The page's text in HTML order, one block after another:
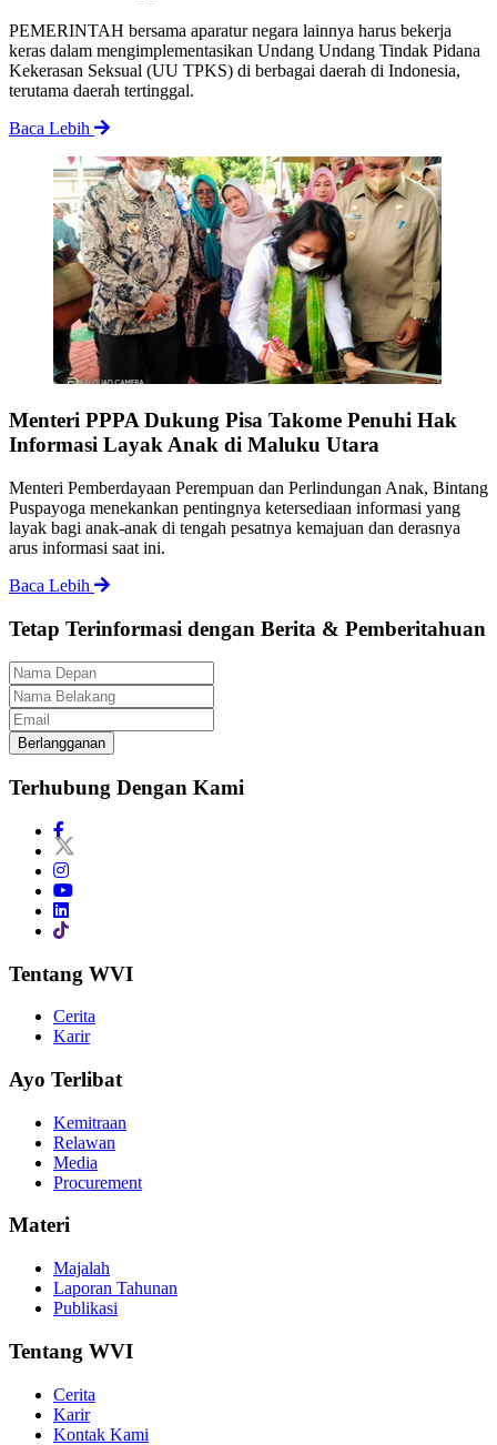
PEMERINTAH bersama aparatur negara lainnya harus bekerja
keras dalam mengimplementasikan Undang Undang Tindak Pidana
Kekerasan Seksual (UU TPKS) di berbagai daerah di Indonesia,
terutama daerah tertinggal.
Baca Lebih
Menteri PPPA Dukung Pisa Takome Penuhi Hak
Informasi Layak Anak di Maluku Utara
Menteri Pemberdayaan Perempuan dan Perlindungan Anak, Bintang
Puspayoga menekankan pentingnya ketersediaan informasi yang
layak bagi anak-anak di tengah pesatnya kemajuan dan derasnya
arus informasi saat ini.
Baca Lebih
Tetap Terinformasi dengan Berita & Pemberitahuan
Berlangganan
Terhubung Dengan Kami
Tentang WVI
Cerita
Karir
Ayo Terlibat
Kemitraan
Relawan
Media
Procurement
Materi
Majalah
Laporan Tahunan
Publikasi
Tentang WVI
Cerita
Karir
Kontak Kami